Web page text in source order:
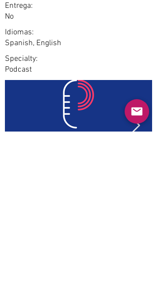
Entrega:
No
Idiomas:
Spanish, English
Specialty:
Podcast